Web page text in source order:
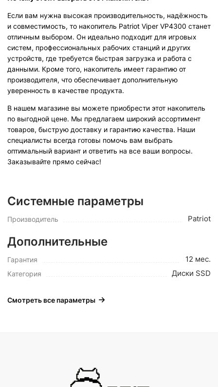
Если вам нужна высокая производительность, надёжность
и совместимость, то накопитель Patriot Viper VP4300 станет
отличным выбором. Он идеально подходит для игровых
систем, профессиональных рабочих станций и других
устройств, где требуется быстрая загрузка и работа с
данными. Кроме того, накопитель имеет гарантию от
производителя, что обеспечивает дополнительную
уверенность в качестве продукта.
В нашем магазине вы можете приобрести этот накопитель
по выгодной цене. Мы предлагаем широкий ассортимент
товаров, быструю доставку и гарантию качества. Наши
специалисты всегда готовы помочь вам выбрать
оптимальный вариант и ответить на все ваши вопросы.
Заказывайте прямо сейчас!
Системные параметры
Производитель Patriot
Дополнительные
Гарантия 12 мес.
Категория Диски SSD
Смотреть все параметры